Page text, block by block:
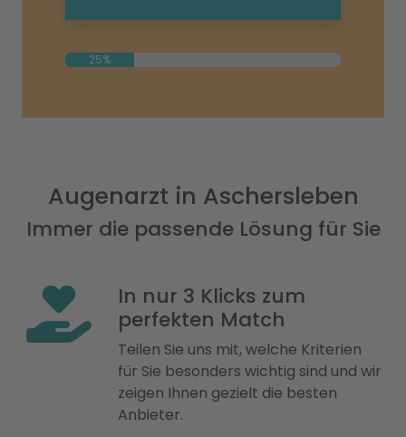
25%
Augenarzt in Aschersleben
Immer die passende Lösung für Sie
In nur 3 Klicks zum
perfekten Match
Teilen Sie uns mit, welche Kriterien
für Sie besonders wichtig sind und wir
zeigen Ihnen gezielt die besten
Anbieter.